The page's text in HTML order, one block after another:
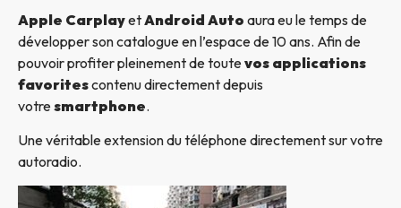
Apple CarplayetAndroid Auto aura eu le temps de
développer son catalogue en l’espace de 10 ans. Afin de
pouvoir profiter pleinement de toutevos applications
favoritescontenu directement depuis
votresmartphone.
Une véritable extension du téléphone directement sur votre
autoradio.